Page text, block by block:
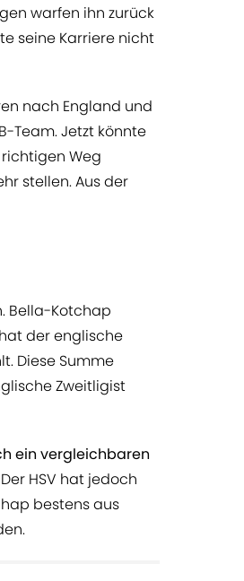
warfen ihn zurück
seine Karriere nicht
nach England und
Team. Jetzt könnte
Weg
stellen. Aus der
Bella-Kotchap
der englische
Diese Summe
Zweitligist
ein vergleichbaren
Der HSV hat jedoch
bestens aus